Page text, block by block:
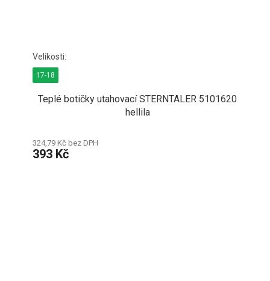
Teplé botičky utahovací STERNTALER 5101620
hellila
324,79 Kč bez DPH
393 Kč
17-18